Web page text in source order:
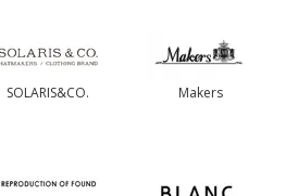
SOLARIS&CO. Makers